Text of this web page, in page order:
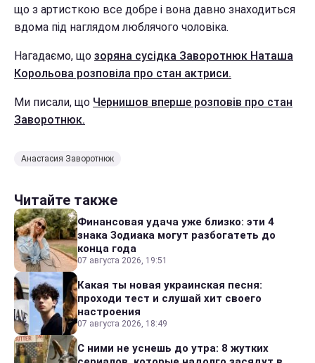
що з артисткою все добре і вона давно знаходиться
вдома під наглядом люблячого чоловіка.
Нагадаємо, що зоряна сусідка Заворотнюк Наташа
Корольова розповіла про стан актриси.
Ми писали, що Чернишов вперше розповів про стан
Заворотнюк.
Анастасия Заворотнюк
Читайте также
Финансовая удача уже близко: эти 4
знака Зодиака могут разбогатеть до
конца года
07 августа 2026, 19:51
Какая ты новая украинская песня:
проходи тест и слушай хит своего
настроения
07 августа 2026, 18:49
С ними не уснешь до утра: 8 жутких